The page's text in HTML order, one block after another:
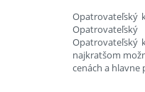
Opatrovateľský
Opatrovateľský
najkratšom
cenách a hlavne